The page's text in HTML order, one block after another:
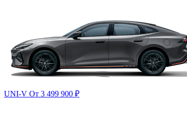
UNI-V От 3 499 900 ₽